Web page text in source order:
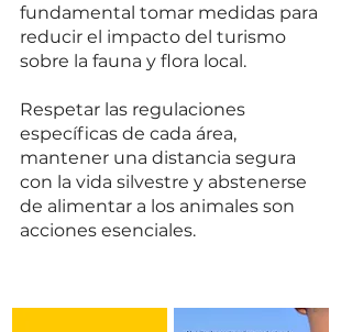
fundamental tomar medidas para
reducir el impacto del turismo
sobre la fauna y flora local.
Respetar las regulaciones
específicas de cada área,
mantener una distancia segura
con la vida silvestre y abstenerse
de alimentar a los animales son
acciones esenciales.